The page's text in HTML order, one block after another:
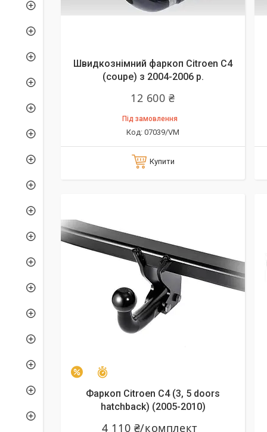
Швидкознімний фаркоп Citroen C4
(coupe) з 2004-2006 р.
12 600 ₴
Під замовлення
07039/VM
Купити
–2%
Фаркоп Citroen C4 (3, 5 doors
hatchback) (2005-2010)
4 110 ₴/комплект